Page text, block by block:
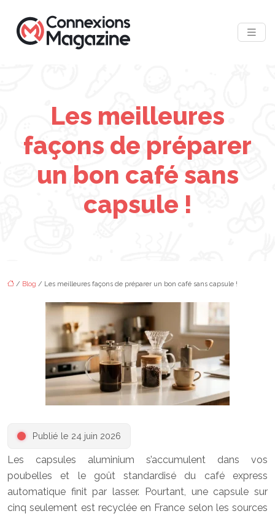
Les meilleures
façons de préparer
un bon café sans
capsule !
/ Blog / Les meilleures façons de préparer un bon café sans capsule !
Publié le 24 juin 2026
Les capsules aluminium s’accumulent dans vos
poubelles et le goût standardisé du café express
automatique finit par lasser. Pourtant, une capsule sur
cinq seulement est recyclée en France selon les sources